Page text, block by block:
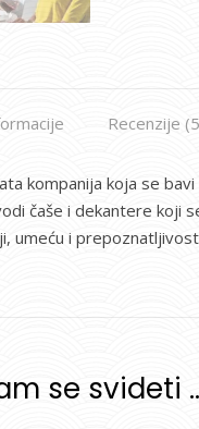
Recenzije
kompanija koja se
čaše i dekantere koji
umeću i
se svideti